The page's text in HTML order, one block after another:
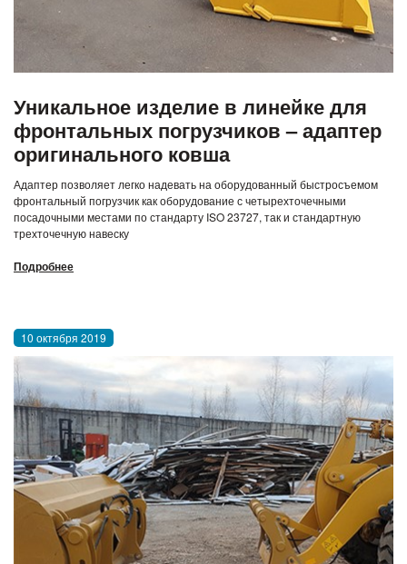
Уникальное изделие в линейке для
фронтальных погрузчиков – адаптер
оригинального ковша
Адаптер позволяет легко надевать на оборудованный быстросъемом
фронтальный погрузчик как оборудование с четырехточечными
посадочными местами по стандарту ISO 23727, так и стандартную
трехточечную навеску
Подробнее
10 октября 2019